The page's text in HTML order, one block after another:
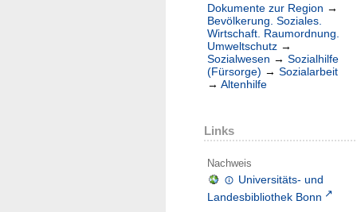
Dokumente zur Region →
Bevölkerung. Soziales.
Wirtschaft. Raumordnung.
Umweltschutz →
Sozialwesen → Sozialhilfe
(Fürsorge) → Sozialarbeit
→ Altenhilfe
Links
Nachweis
Universitäts- und
Landesbibliothek Bonn